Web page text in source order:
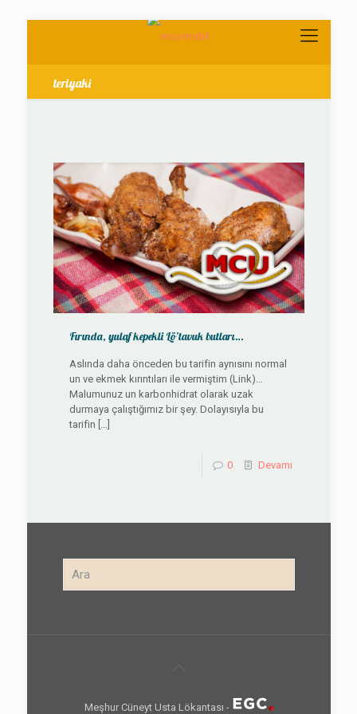
teriyaki
Fırında, yulaf kepekli Lö’tavuk butları…
Aslında daha önceden bu tarifin aynısını normal
un ve ekmek kırıntıları ile vermiştim (Link)…
Malumunuz un karbonhidrat olarak uzak
durmaya çalıştığımız bir şey. Dolayısıyla bu
tarifin […]
0 Devamı
Meşhur Cüneyt Usta Lökantası -